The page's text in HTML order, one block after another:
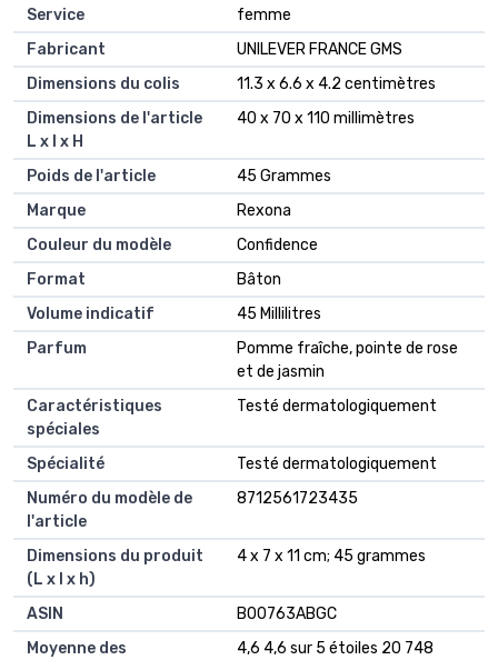
Service
‎femme
Fabricant
‎UNILEVER FRANCE GMS
Dimensions du colis
‎11.3 x 6.6 x 4.2 centimètres
Dimensions de l'article
L x l x H
‎40 x 70 x 110 millimètres
Poids de l'article
‎45 Grammes
Marque
‎Rexona
Couleur du modèle
‎Confidence
Format
‎Bâton
Volume indicatif
‎45 Millilitres
Parfum
‎Pomme fraîche, pointe de rose
et de jasmin
Caractéristiques
spéciales
‎Testé dermatologiquement
Spécialité
‎Testé dermatologiquement
Numéro du modèle de
l'article
‎8712561723435
Dimensions du produit
(L x l x h)
‎4 x 7 x 11 cm; 45 grammes
ASIN
‎B00763ABGC
Moyenne des
4,6 4,6 sur 5 étoiles 20 748